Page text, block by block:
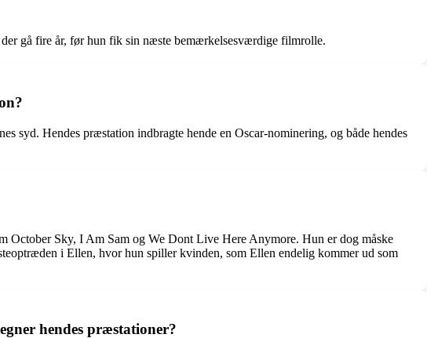
gå fire år, før hun fik sin næste bemærkelsesværdige filmrolle.
syd. Hendes præstation indbragte hende en Oscar-nominering, og både hendes
October Sky, I Am Sam og We Dont Live Here Anymore. Hun er dog måske
i Ellen, hvor hun spiller kvinden, som Ellen endelig kommer ud som
hendes præstationer?